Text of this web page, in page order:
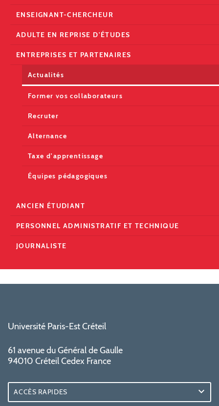
ENSEIGNANT-CHERCHEUR
ADULTE EN REPRISE D'ÉTUDES
ENTREPRISES ET PARTENAIRES
Actualités
Former vos collaborateurs
Recruter
Alternance
Taxe d'apprentissage
Équipes pédagogiques
ANCIEN ÉTUDIANT
PERSONNEL ADMINISTRATIF ET TECHNIQUE
JOURNALISTE
Université Paris-Est Créteil
61 avenue du Général de Gaulle
94010 Créteil Cedex France
ACCÈS RAPIDES